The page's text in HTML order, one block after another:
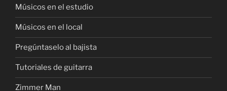
Músicos en el estudio
Músicos en el local
Pregúntaselo al bajista
Tutoriales de guitarra
Zimmer Man